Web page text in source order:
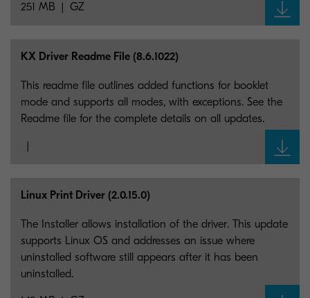
251 MB GZ
KX Driver Readme File (8.6.1022)
This readme file outlines added functions for booklet
mode and supports all modes, with exceptions. See the
Readme file for the complete details on all updates.
Linux Print Driver (2.0.15.0)
The Installer allows installation of the driver. This update
supports Linux OS and addresses an issue where
uninstalled software still appears after it has been
uninstalled.